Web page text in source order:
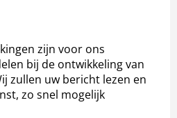
zijn voor ons
bij de ontwikkeling van
zullen uw bericht lezen en
zo snel mogelijk